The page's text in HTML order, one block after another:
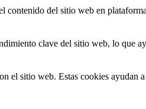
del sitio web en
clave del sitio web, lo que
el sitio web. Estas cookies